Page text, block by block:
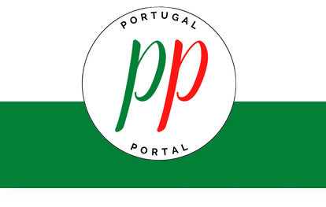
hoofdnavigatie
Portal